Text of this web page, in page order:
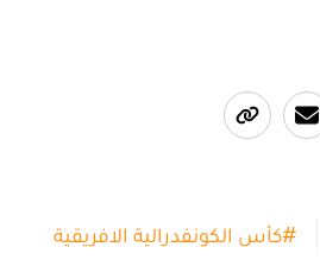
#كأس الكونفدرالية الافريقية